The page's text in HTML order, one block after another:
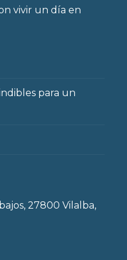
vivir un día en
para un
27800 Vilalba,